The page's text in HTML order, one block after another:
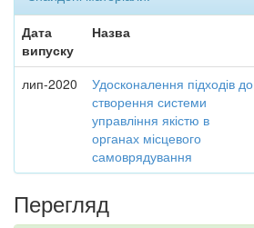
Дата
випуску
Назва
лип-2020
Удосконалення підходів до
створення системи
управління якістю в
органах місцевого
самоврядування
Перегляд